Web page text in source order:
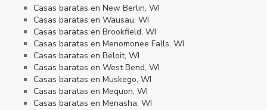
Casas baratas en New Berlin, WI
Casas baratas en Wausau, WI
Casas baratas en Brookfield, WI
Casas baratas en Menomonee Falls, WI
Casas baratas en Beloit, WI
Casas baratas en West Bend, WI
Casas baratas en Muskego, WI
Casas baratas en Mequon, WI
Casas baratas en Menasha, WI